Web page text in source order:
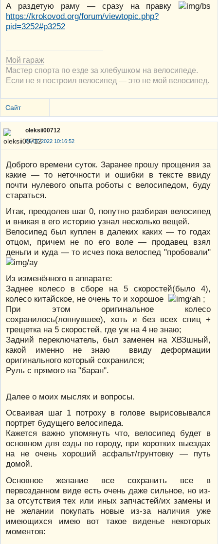
А раздетую раму — сразу на правку
https://krokovod.org/forum/viewtopic.php?
pid=3252#p3252
Мой гараж
Мастер спорта по езде за хлебушком на велосипеде.
Если не я построил велосипед — это не мой велосипед.
Сайт
oleksii00712
26-07-2022 10:16:52
Доброго времени суток. Заранее прошу прощения за
какие — то неточности и ошибки в тексте ввиду
почти нулевого опыта роботы с велосипедом, буду
стараться.
Итак, преодолев шаг 0, попутно разбирая велосипед
и вникая в его историю узнал несколько вещей.
Велосипед был куплен в далеких каких — то годах
отцом, причем не по его воле — продавец взял
деньги и куда — то исчез пока велоспед "пробовали"
Из изменённого в аппарате:
Заднее колесо в сборе на 5 скоростей(было 4),
колесо китайское, не очень то и хорошое
;
При этом оригинальное колесо
сохранилось(лопнувшее), хоть и без всех спиц +
трещетка на 5 скоростей, где уж на 4 не знаю;
Задний переключатель, был заменен на ХВЗшный,
какой именно не знаю ввиду деформации
оригинального который сохранился;
Руль с прямого на "баран".
Далее о моих мыслях и вопросы.
Осваивая шаг 1 потроху в голове вырисовывался
портрет будущего велосипеда.
Кажется важно упомянуть что, велосипед будет в
основном для езды по городу, при коротких выездах
на не очень хороший асфальт/грунтовку — путь
домой.
Основное желание все сохранить все в
первозданном виде есть очень даже сильное, но из-
за отсутствия тех или иных запчастей/их замены и
не желании покупать новые из-за наличия уже
имеющихся имею вот такое виденье некоторых
моментов: